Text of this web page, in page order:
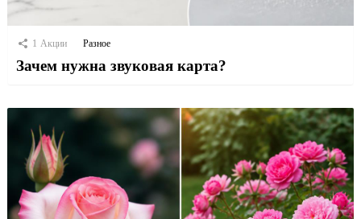
1 Акции Разное
Зачем нужна звуковая карта?